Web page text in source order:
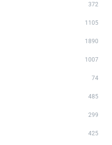
372
1105
1890
1007
74
485
299
425